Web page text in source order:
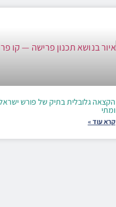
הקצאה גלובלית בתיק של פורש
ומתי
קרא עוד »